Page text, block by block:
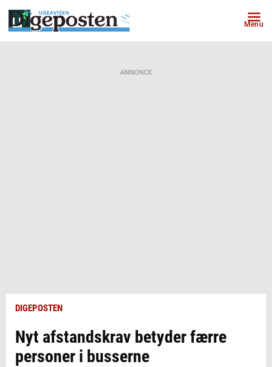
Menu
ANNONCE
DIGEPOSTEN
Nyt afstandskrav betyder færre
personer i busserne